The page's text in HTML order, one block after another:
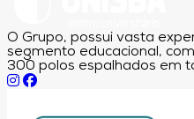
O Grupo, possui vasta
segmento educacional,
300 polos espalhados em